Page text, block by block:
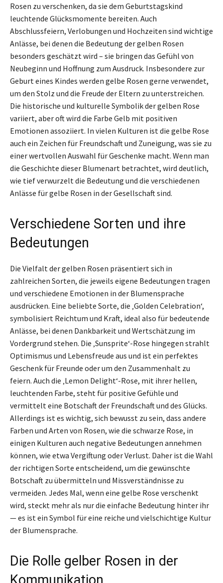
Rosen zu verschenken, da sie dem Geburtstagskind
leuchtende Glücksmomente bereiten. Auch
Abschlussfeiern, Verlobungen und Hochzeiten sind wichtige
Anlässe, bei denen die Bedeutung der gelben Rosen
besonders geschätzt wird – sie bringen das Gefühl von
Neubeginn und Hoffnung zum Ausdruck. Insbesondere zur
Geburt eines Kindes werden gelbe Rosen gerne verwendet,
um den Stolz und die Freude der Eltern zu unterstreichen.
Die historische und kulturelle Symbolik der gelben Rose
variiert, aber oft wird die Farbe Gelb mit positiven
Emotionen assoziiert. In vielen Kulturen ist die gelbe Rose
auch ein Zeichen für Freundschaft und Zuneigung, was sie zu
einer wertvollen Auswahl für Geschenke macht. Wenn man
die Geschichte dieser Blumenart betrachtet, wird deutlich,
wie tief verwurzelt die Bedeutung und die verschiedenen
Anlässe für gelbe Rosen in der Gesellschaft sind.
Verschiedene Sorten und ihre
Bedeutungen
Die Vielfalt der gelben Rosen präsentiert sich in
zahlreichen Sorten, die jeweils eigene Bedeutungen tragen
und verschiedene Emotionen in der Blumensprache
ausdrücken. Eine beliebte Sorte, die ‚Golden Celebration‘,
symbolisiert Reichtum und Kraft, ideal also für bedeutende
Anlässe, bei denen Dankbarkeit und Wertschätzung im
Vordergrund stehen. Die ‚Sunsprite‘-Rose hingegen strahlt
Optimismus und Lebensfreude aus und ist ein perfektes
Geschenk für Freunde oder um den Zusammenhalt zu
feiern. Auch die ‚Lemon Delight‘-Rose, mit ihrer hellen,
leuchtenden Farbe, steht für positive Gefühle und
vermittelt eine Botschaft der Freundschaft und des Glücks.
Allerdings ist es wichtig, sich bewusst zu sein, dass andere
Farben und Arten von Rosen, wie die schwarze Rose, in
einigen Kulturen auch negative Bedeutungen annehmen
können, wie etwa Vergiftung oder Verlust. Daher ist die Wahl
der richtigen Sorte entscheidend, um die gewünschte
Botschaft zu übermitteln und Missverständnisse zu
vermeiden. Jedes Mal, wenn eine gelbe Rose verschenkt
wird, steckt mehr als nur die einfache Bedeutung hinter ihr
— es ist ein Symbol für eine reiche und vielschichtige Kultur
der Blumensprache.
Die Rolle gelber Rosen in der